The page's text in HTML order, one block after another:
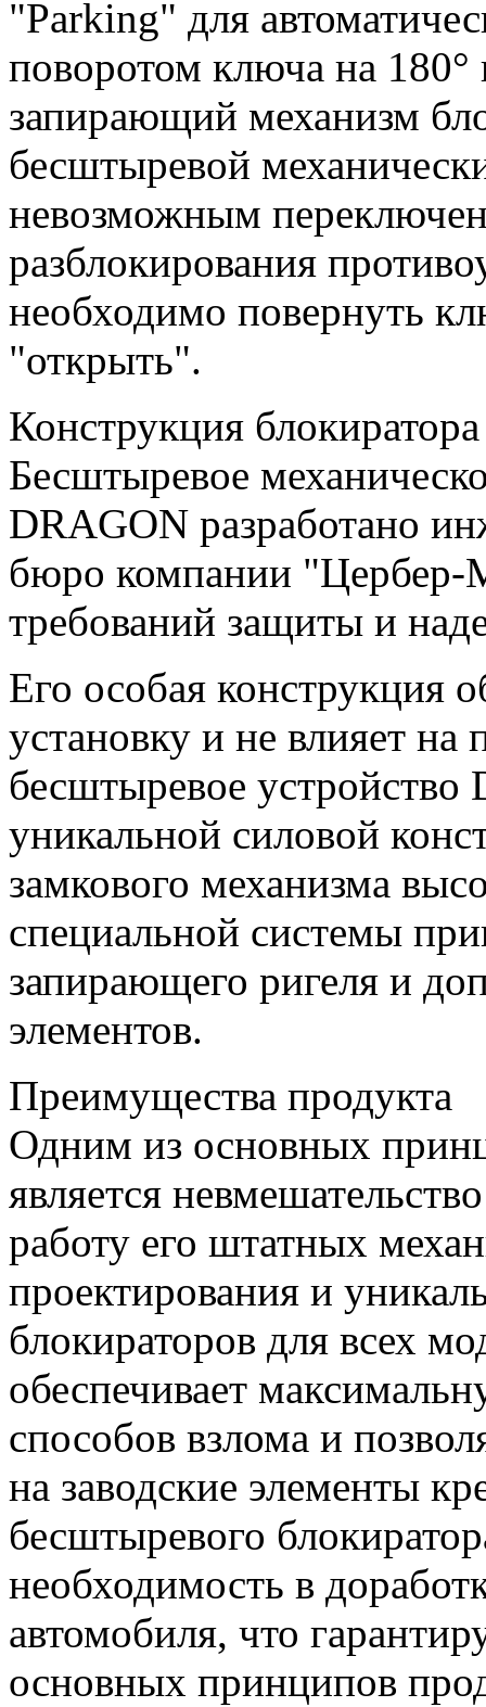
"Parking" для
поворотом ключа на 180°
запирающий механизм
бесштыревой
невозможным
разблокирования
необходимо повернуть
"открыть".
Конструкция блокиратора
Бесштыревое
DRAGON разработано
бюро компании "Цербер-
требований защиты и
Его особая конструкция
установку и не влияет на
бесштыревое устройство
уникальной силовой
замкового механизма
специальной системы
запирающего ригеля и
элементов.
Преимущества продукта
Одним из основных
является
работу его штатных
проектирования и
блокираторов для всех
обеспечивает
способов взлома и
на заводские элементы
бесштыревого
необходимость в
автомобиля, что
основных принципов